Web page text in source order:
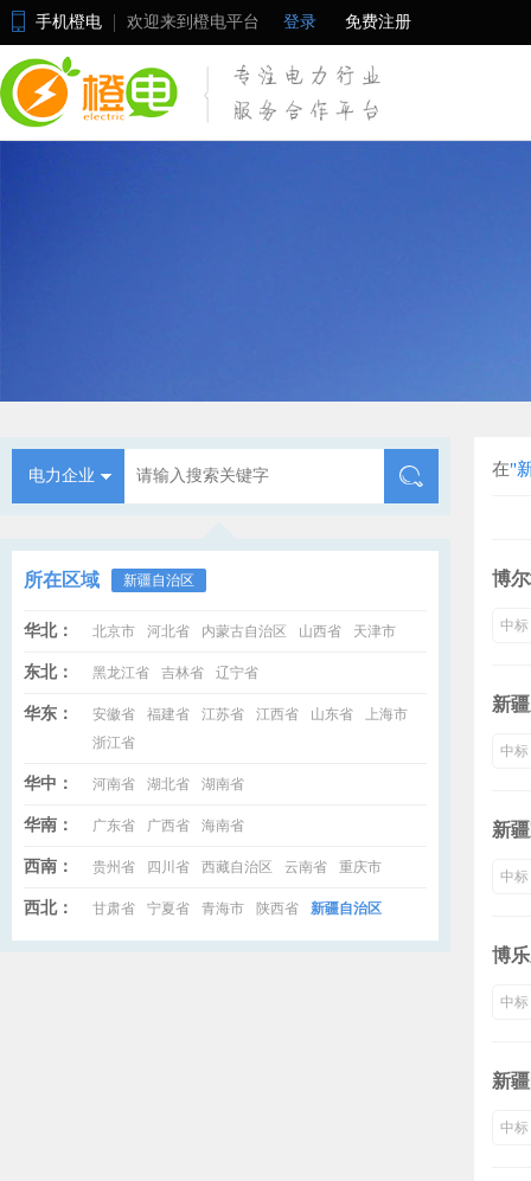
手机橙电 欢迎来到橙电平台 登录 免费注册
电力企业
所在区域 新疆自治区
华北： 北京市 河北省 内蒙古自治区 山西省 天津市
东北： 黑龙江省 吉林省 辽宁省
华东： 安徽省 福建省 江苏省 江西省 山东省
上海市
浙江省
华中： 河南省 湖北省 湖南省
华南： 广东省 广西省 海南省
西南： 贵州省 四川省 西藏自治区 云南省 重庆市
西北： 甘肃省 宁夏省 青海市 陕西省 新疆自治区
在"
博
中标
新
中
新
中
博
中标
新
中标